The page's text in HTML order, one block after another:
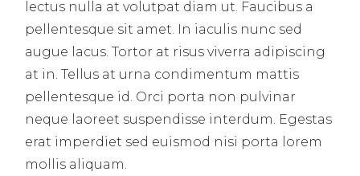
lectus nulla at volutpat diam ut. Faucibus a
pellentesque sit amet. In iaculis nunc sed
augue lacus. Tortor at risus viverra adipiscing
at in. Tellus at urna condimentum mattis
pellentesque id. Orci porta non pulvinar
neque laoreet suspendisse interdum. Egestas
erat imperdiet sed euismod nisi porta lorem
mollis aliquam.